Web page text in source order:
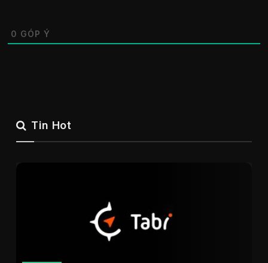
0 GÓP Ý
Tin Hot